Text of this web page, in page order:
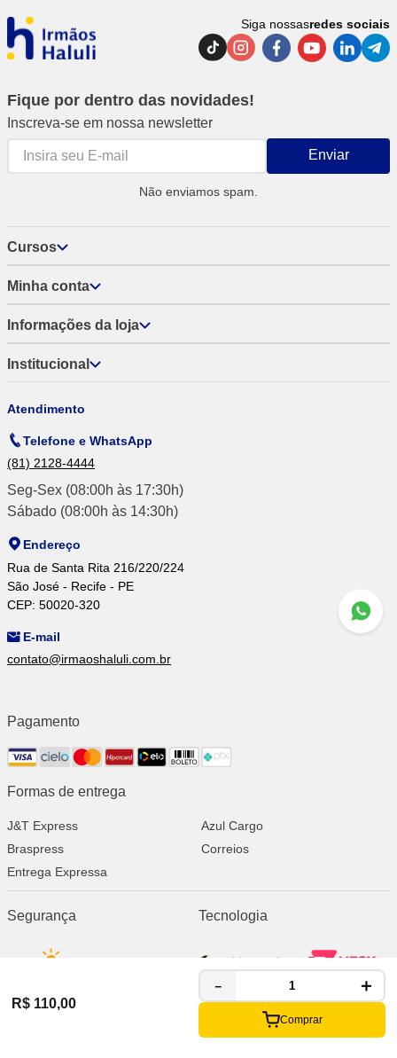
R$ 110,00
＋
－
Comprar
Siga nossasredes sociais
Fique por dentro das novidades!
Inscreva-se em nossa newsletter
Enviar
Não enviamos spam.
Cursos
Minha conta
Informações da loja
Institucional
Atendimento
Telefone e WhatsApp
(81) 2128-4444
Seg-Sex (08:00h às 17:30h)
Sábado (08:00h às 14:30h)
Endereço
Rua de Santa Rita 216/220/224
São José - Recife - PE
CEP: 50020-320
E-mail
contato@irmaoshaluli.com.br
Pagamento
Formas de entrega
J&T Express
Azul Cargo
Braspress
Correios
Entrega Expressa
Segurança Tecnologia
Copyright © 2023 IRMAOS HALULI - 10.773.984/0001-05 - TODOS OS